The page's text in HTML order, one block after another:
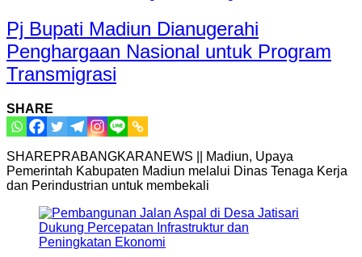
Pj Bupati Madiun Dianugerahi
Penghargaan Nasional untuk Program
Transmigrasi
SHARE
SHAREPRABANGKARANEWS || Madiun, Upaya
Pemerintah Kabupaten Madiun melalui Dinas Tenaga Kerja
dan Perindustrian untuk membekali